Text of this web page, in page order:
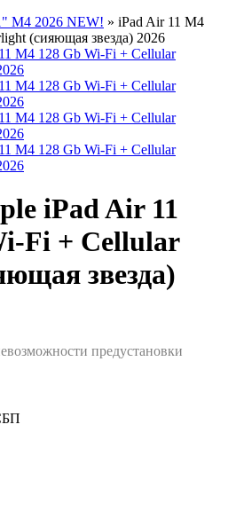
M4 2026 NEW! » iPad Air 11 M4
(сияющая звезда) 2026
iPad Air 11
Fi + Cellular
звезда)
предустановки